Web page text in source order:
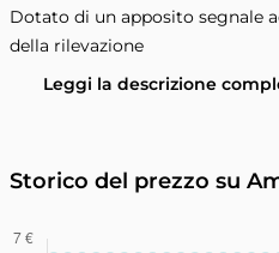
Dotato di un apposito segnale
della rilevazione
Leggi la descrizione
Storico del prezzo su